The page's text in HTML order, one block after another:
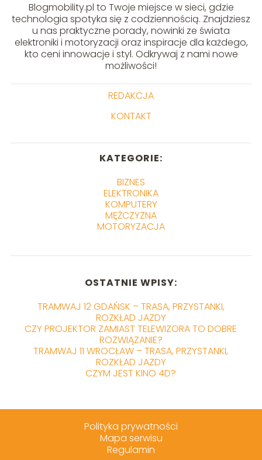
Blogmobility.pl to Twoje miejsce w sieci, gdzie
technologia spotyka się z codziennością. Znajdziesz
u nas praktyczne porady, nowinki ze świata
elektroniki i motoryzacji oraz inspiracje dla każdego,
kto ceni innowacje i styl. Odkrywaj z nami nowe
możliwości!
REDAKCJA
KONTAKT
KATEGORIE:
BIZNES
ELEKTRONIKA
KOMPUTERY
MĘŻCZYZNA
MOTORYZACJA
OSTATNIE WPISY:
TRAMWAJ 12 GDAŃSK – TRASA, PRZYSTANKI,
ROZKŁAD JAZDY
CZY PROJEKTOR ZAMIAST TELEWIZORA TO DOBRE
ROZWIĄZANIE?
TRAMWAJ 11 WROCŁAW – TRASA, PRZYSTANKI,
ROZKŁAD JAZDY
CZYM JEST KINO 4D?
Polityka prywatności
Mapa serwisu
Regulamin